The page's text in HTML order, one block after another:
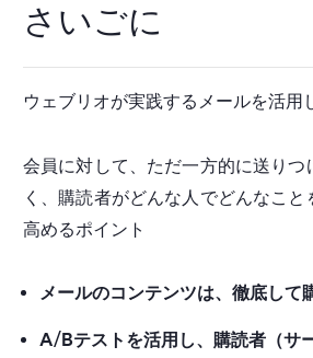
さいごに
ウェブリオが実践するメールを活用
会員に対して、ただ一方的に送り
く、購読者がどんな人でどんなこ
高めるポイント
メールのコンテンツは、徹底して
A/Bテストを活用し、購読者（サ